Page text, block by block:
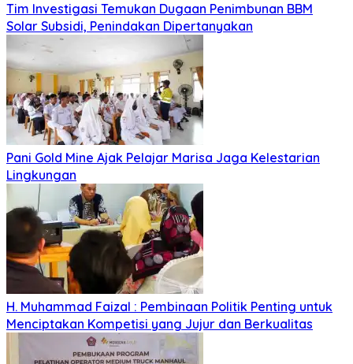
Tim Investigasi Temukan Dugaan Penimbunan BBM
Solar Subsidi, Penindakan Dipertanyakan
Pani Gold Mine Ajak Pelajar Marisa Jaga Kelestarian
Lingkungan
H. Muhammad Faizal : Pembinaan Politik Penting untuk
Menciptakan Kompetisi yang Jujur dan Berkualitas